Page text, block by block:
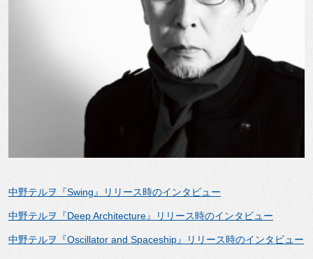
中野テルヲ『Swing』リリース時のインタビュー
中野テルヲ『Deep Architecture』リリース時のインタビュー
中野テルヲ『Oscillator and Spaceship』リリース時のインタビュー